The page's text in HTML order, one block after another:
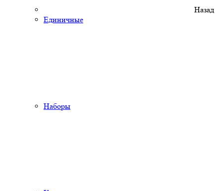
Назад
Единичные
Наборы